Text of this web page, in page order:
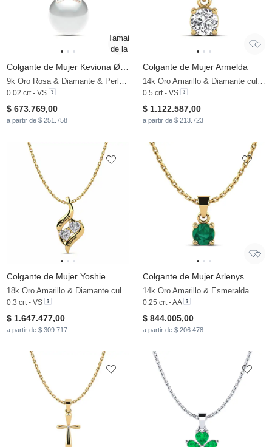
9k Oro Rosa & Diamante & Perla blanca
0.02 crt - VS
$ 673.769,00
a partir de $ 251.758
Colgante de Mujer Armelda
14k Oro Amarillo & Diamante cultivado en laboratorio
0.5 crt - VS
$ 1.122.587,00
a partir de $ 213.723
Colgante de Mujer Yoshie
18k Oro Amarillo & Diamante cultivado en laboratorio
0.3 crt - VS
$ 1.647.477,00
a partir de $ 309.717
Colgante de Mujer Arlenys
14k Oro Amarillo & Esmeralda
0.25 crt - AA
$ 844.005,00
a partir de $ 206.478